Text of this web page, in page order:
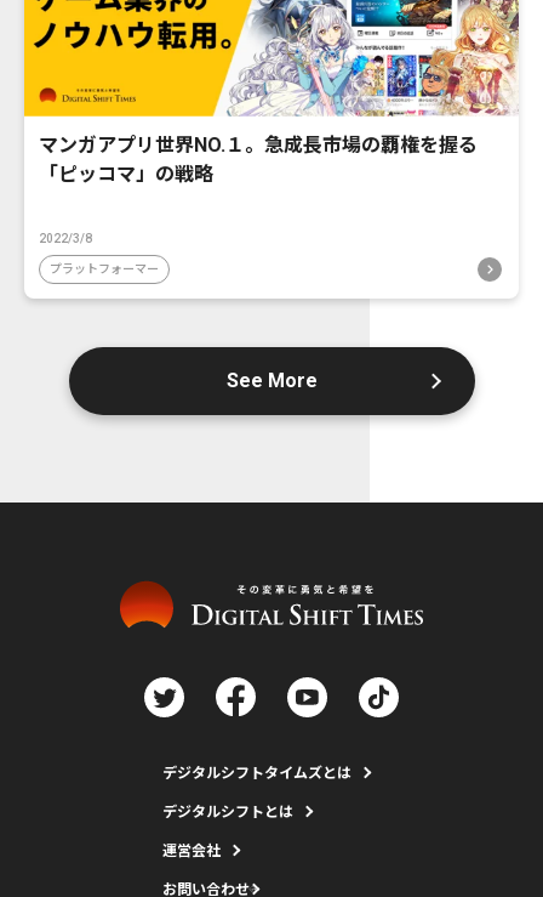
マンガアプリ世界NO.１。急成長市場の覇権を握る
「ピッコマ」の戦略
2022/3/8
プラットフォーマー
See More
デジタルシフトタイムズとは
デジタルシフトとは
運営会社
お問い合わせ